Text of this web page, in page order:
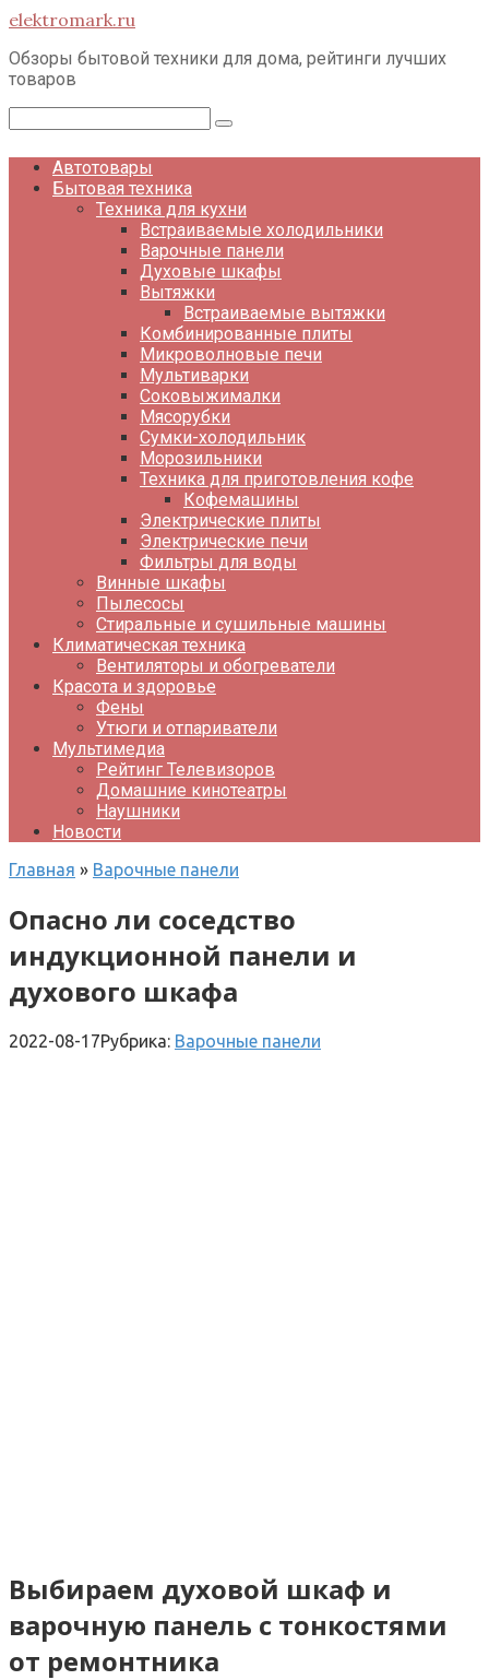
Перейти
контенту
elektromark.ru
Обзоры бытовой техники для дома, рейтинги лучших
товаров
Автотовары
Бытовая техника
Техника для кухни
Встраиваемые холодильники
Варочные панели
Духовые шкафы
Вытяжки
Встраиваемые вытяжки
Комбинированные плиты
Микроволновые печи
Мультиварки
Соковыжималки
Мясорубки
Сумки-холодильник
Морозильники
Техника для приготовления кофе
Кофемашины
Электрические плиты
Электрические печи
Фильтры для воды
Винные шкафы
Пылесосы
Стиральные и сушильные машины
Климатическая техника
Вентиляторы и обогреватели
Красота и здоровье
Фены
Утюги и отпариватели
Мультимедиа
Рейтинг Телевизоров
Домашние кинотеатры
Наушники
Новости
Главная » Варочные панели
Опасно ли соседство
индукционной панели и
духового шкафа
2022-08-17Рубрика: Варочные панели
Выбираем духовой шкаф и
варочную панель с тонкостями
от ремонтника